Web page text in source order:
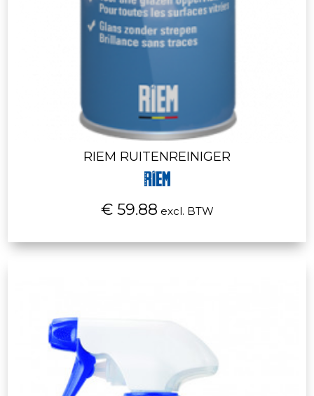
RIEM RUITENREINIGER
€ 59.88 excl. BTW